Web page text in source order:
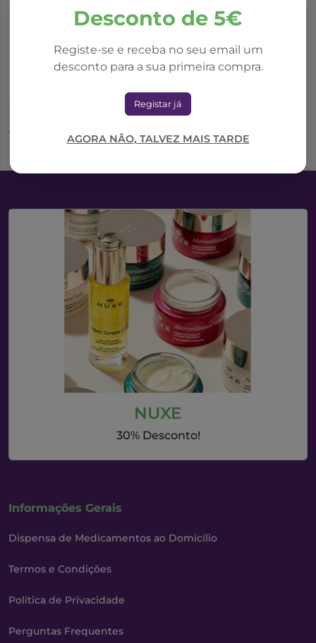
Desconto de 5€
Registe-se e receba no seu email um
desconto para a sua primeira compra.
Registar já
AGORA NÃO, TALVEZ MAIS TARDE
Rebuçados C/Recheio
Tosse 50g
Adicionar ao Carrinho
NUXE
30% Desconto!
Informações Gerais
Dispensa de Medicamentos ao Domicílio
Termos e Condições
Política de Privacidade
Perguntas Frequentes